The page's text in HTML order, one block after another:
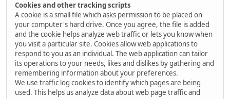
Cookies and other tracking scripts
A cookie is a small file which asks permission to be placed on
your computer's hard drive. Once you agree, the file is added
and the cookie helps analyze web traffic or lets you know when
you visit a particular site. Cookies allow web applications to
respond to you as an individual. The web application can tailor
its operations to your needs, likes and dislikes by gathering and
remembering information about your preferences.
We use traffic log cookies to identify which pages are being
used. This helps us analyze data about web page traffic and